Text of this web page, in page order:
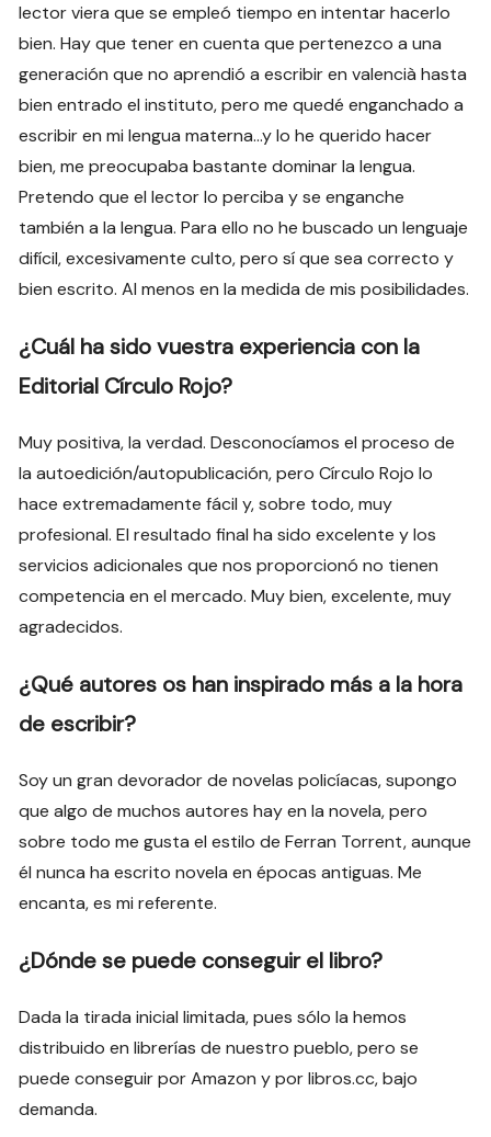
lector viera que se empleó tiempo en intentar hacerlo
bien. Hay que tener en cuenta que pertenezco a una
generación que no aprendió a escribir en valencià hasta
bien entrado el instituto, pero me quedé enganchado a
escribir en mi lengua materna…y lo he querido hacer
bien, me preocupaba bastante dominar la lengua.
Pretendo que el lector lo perciba y se enganche
también a la lengua. Para ello no he buscado un lenguaje
difícil, excesivamente culto, pero sí que sea correcto y
bien escrito. Al menos en la medida de mis posibilidades.
¿Cuál ha sido vuestra experiencia con la
Editorial Círculo Rojo?
Muy positiva, la verdad. Desconocíamos el proceso de
la autoedición/autopublicación, pero Círculo Rojo lo
hace extremadamente fácil y, sobre todo, muy
profesional. El resultado final ha sido excelente y los
servicios adicionales que nos proporcionó no tienen
competencia en el mercado. Muy bien, excelente, muy
agradecidos.
¿Qué autores os han inspirado más a la hora
de escribir?
Soy un gran devorador de novelas policíacas, supongo
que algo de muchos autores hay en la novela, pero
sobre todo me gusta el estilo de Ferran Torrent, aunque
él nunca ha escrito novela en épocas antiguas. Me
encanta, es mi referente.
¿Dónde se puede conseguir el libro?
Dada la tirada inicial limitada, pues sólo la hemos
distribuido en librerías de nuestro pueblo, pero se
puede conseguir por Amazon y por libros.cc, bajo
demanda.